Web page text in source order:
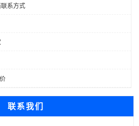
系方式
联系我们